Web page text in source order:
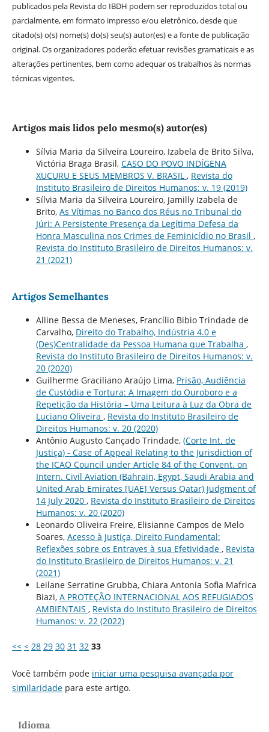
publicados pela Revista do IBDH podem ser reproduzidos total ou
parcialmente, em formato impresso e/ou eletrônico, desde que
citado(s) o(s) nome(s) do(s) seu(s) autor(es) e a fonte de publicação
original. Os organizadores poderão efetuar revisões gramaticais e as
alterações pertinentes, bem como adequar os trabalhos às normas
técnicas vigentes.
Artigos mais lidos pelo mesmo(s) autor(es)
Sílvia Maria da Silveira Loureiro, Izabela de Brito Silva,
Victória Braga Brasil, CASO DO POVO INDÍGENA
XUCURU E SEUS MEMBROS V. BRASIL , Revista do
Instituto Brasileiro de Direitos Humanos: v. 19 (2019)
Sílvia Maria da Silveira Loureiro, Jamilly Izabela de
Brito, As Vítimas no Banco dos Réus no Tribunal do
Júri: A Persistente Presença da Legítima Defesa da
Honra Masculina nos Crimes de Feminicídio no Brasil ,
Revista do Instituto Brasileiro de Direitos Humanos: v.
21 (2021)
Artigos Semelhantes
Alline Bessa de Meneses, Francílio Bibio Trindade de
Carvalho, Direito do Trabalho, Indústria 4.0 e
(Des)Centralidade da Pessoa Humana que Trabalha ,
Revista do Instituto Brasileiro de Direitos Humanos: v.
20 (2020)
Guilherme Graciliano Araújo Lima, Prisão, Audiência
de Custódia e Tortura: A Imagem do Ouroboro e a
Repetição da História – Uma Leitura à Luz da Obra de
Luciano Oliveira , Revista do Instituto Brasileiro de
Direitos Humanos: v. 20 (2020)
Antônio Augusto Cançado Trindade, (Corte Int. de
Justiça) - Case of Appeal Relating to the Jurisdiction of
the ICAO Council under Article 84 of the Convent. on
Intern. Civil Aviation (Bahrain, Egypt, Saudi Arabia and
United Arab Emirates [UAE] Versus Qatar) Judgment of
14 July 2020 , Revista do Instituto Brasileiro de Direitos
Humanos: v. 20 (2020)
Leonardo Oliveira Freire, Elisianne Campos de Melo
Soares, Acesso à Justiça, Direito Fundamental:
Reflexões sobre os Entraves à sua Efetividade , Revista
do Instituto Brasileiro de Direitos Humanos: v. 21
(2021)
Leilane Serratine Grubba, Chiara Antonia Sofia Mafrica
Biazi, A PROTEÇÃO INTERNACIONAL AOS REFUGIADOS
AMBIENTAIS , Revista do Instituto Brasileiro de Direitos
Humanos: v. 22 (2022)
<< < 28 29 30 31 32 33
Você também pode iniciar uma pesquisa avançada por
similaridadepara este artigo.
Idioma